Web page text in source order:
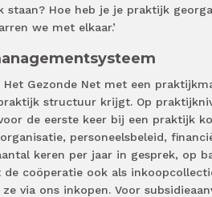
staan? Hoe heb je je praktijk
we met elkaar.’
Gezonde Net met een
structuur krijgt. Op
de eerste keer bij een praktijk
personeelsbeleid,
keren per jaar in gesprek, op
de coöperatie ook als
via ons inkopen. Voor